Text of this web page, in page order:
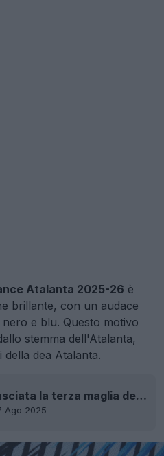
Atalanta 2025-26 è
brillante, con un audace
e blu. Questo motivo
stemma dell'Atalanta,
dea Atalanta.
Rilasciata la terza maglia dell'Atalanta 25-26
Ago 2025